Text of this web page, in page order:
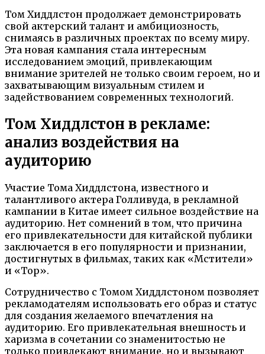
Том Хиддлстон продолжает демонстрировать
свой актерский талант и амбициозность,
снимаясь в различных проектах по всему миру.
Эта новая кампания стала интересным
исследованием эмоций, привлекающим
внимание зрителей не только своим героем, но и
захватывающим визуальным стилем и
задействованием современных технологий.
Том Хиддлстон в рекламе:
анализ воздействия на
аудиторию
Участие Тома Хиддлстона, известного и
талантливого актера Голливуда, в рекламной
кампании в Китае имеет сильное воздействие на
аудиторию. Нет сомнений в том, что причина
его привлекательности для китайской публики
заключается в его популярности и признании,
достигнутых в фильмах, таких как «Мстители»
и «Тор».
Сотрудничество с Томом Хиддлстоном позволяет
рекламодателям использовать его образ и статус
для создания желаемого впечатления на
аудиторию. Его привлекательная внешность и
харизма в сочетании со знаменитостью не
только привлекают внимание, но и вызывают